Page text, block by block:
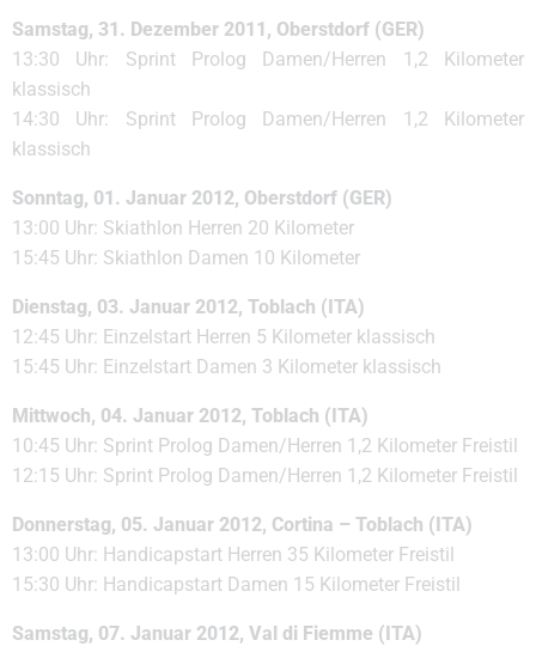
Samstag, 31. Dezember 2011, Oberstdorf (GER)
13:30 Uhr: Sprint Prolog Damen/Herren 1,2 Kilometer
klassisch
14:30 Uhr: Sprint Prolog Damen/Herren 1,2 Kilometer
klassisch
Sonntag, 01. Januar 2012, Oberstdorf (GER)
13:00 Uhr: Skiathlon Herren 20 Kilometer
15:45 Uhr: Skiathlon Damen 10 Kilometer
Dienstag, 03. Januar 2012, Toblach (ITA)
12:45 Uhr: Einzelstart Herren 5 Kilometer klassisch
15:45 Uhr: Einzelstart Damen 3 Kilometer klassisch
Mittwoch, 04. Januar 2012, Toblach (ITA)
10:45 Uhr: Sprint Prolog Damen/Herren 1,2 Kilometer Freistil
12:15 Uhr: Sprint Prolog Damen/Herren 1,2 Kilometer Freistil
Donnerstag, 05. Januar 2012, Cortina – Toblach (ITA)
13:00 Uhr: Handicapstart Herren 35 Kilometer Freistil
15:30 Uhr: Handicapstart Damen 15 Kilometer Freistil
Samstag, 07. Januar 2012, Val di Fiemme (ITA)